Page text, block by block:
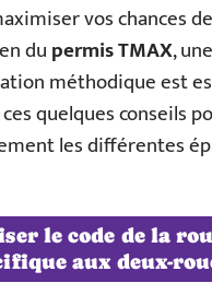
vos chances
dupermis TMAX, une
méthodique est
quelques conseils
les différentes
le code de la
aux deux-